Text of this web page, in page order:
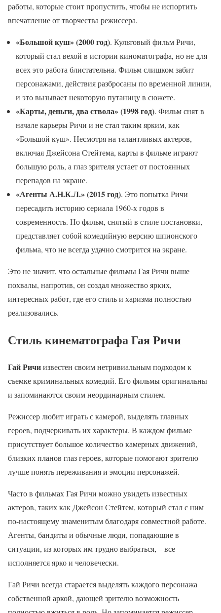
работы, которые стоит пропустить, чтобы не испортить
впечатление от творчества режиссера.
«Большой куш» (2000 год). Культовый фильм Ричи,
который стал вехой в истории киноматографа, но не для
всех это работа блистательна. Фильм слишком забит
персонажами, действия разбросаны по временной линии,
и это вызывает некоторую путаницу в сюжете.
«Карты, деньги, два ствола» (1998 год). Фильм снят в
начале карьеры Ричи и не стал таким ярким, как
«Большой куш». Несмотря на талантливых актеров,
включая Джейсона Стейтема, карты в фильме играют
большую роль, а глаз зрителя устает от постоянных
перепадов на экране.
«Агенты А.Н.К.Л.» (2015 год). Это попытка Ричи
пересадить историю сериала 1960-х годов в
современность. Но фильм, снятый в стиле постановки,
представляет собой комедийную версию шпионского
фильма, что не всегда удачно смотрится на экране.
Это не значит, что остальные фильмы Гая Ричи выше
похвалы, напротив, он создал множество ярких,
интересных работ, где его стиль и харизма полностью
реализовались.
Стиль кинематографа Гая Ричи
Гай Ричиизвестен своим нетривиальным подходом к
съемке криминальных комедий. Его фильмы оригинальны
и запоминаются своим неординарным стилем.
Режиссер любит играть с камерой, выделять главных
героев, подчеркивать их характеры. В каждом фильме
присутствует большое количество камерных движений,
близких планов глаз героев, которые помогают зрителю
лучше понять переживания и эмоции персонажей.
Часто в фильмах Гая Ричи можно увидеть известных
актеров, таких как Джейсон Стейтем, который стал с ним
по-настоящему знаменитым благодаря совместной работе.
Агенты, бандиты и обычные люди, попадающие в
ситуации, из которых им трудно выбраться, – все
исполняется ярко и человечески.
Гай Ричи всегда старается выделять каждого персонажа
собственной аркой, дающей зрителю возможность